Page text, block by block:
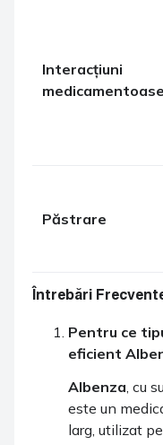
Interacțiuni
medicamentoase
Păstrare
Întrebări
Pentru ce
eficient
Albenza , cu
este un
larg, utilizat